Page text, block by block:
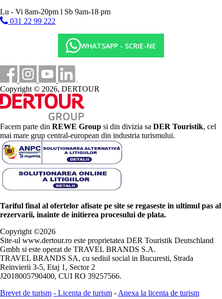
Lu - Vi 8am-20pm l Sb 9am-18 pm
031 22 99 222
WHATSAPP - SCRIE-NE
Copyright © 2026, DERTOUR
Facem parte din REWE Group si din divizia sa DER Touristik, cel
mai mare grup central-european din industria turismului.
Tariful final al ofertelor afisate pe site se regaseste in ultimul pas al
rezervarii, inainte de initierea procesului de plata.
Copyright ©2026
Site-ul www.dertour.ro este proprietatea DER Touristik Deutschland
Gmbh si este operat de TRAVEL BRANDS S.A.
TRAVEL BRANDS SA, cu sediul social in Bucuresti, Strada
Reinvierii 3-5, Etaj 1, Sector 2
J2018005790400, CUI RO 39257566.
Brevet de turism - Licenta de turism - Anexa la licenta de turism